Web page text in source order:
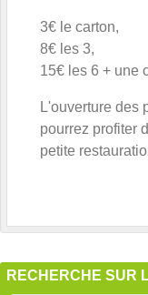
3€ le carton,
8€ les 3,
15€ les 6 + une
L'ouverture des
pourrez profiter
petite
RECHERCHE SUR